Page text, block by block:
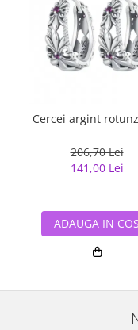
Cercei argint
206,70 Lei
141,00 Lei
ADAUGA IN COS